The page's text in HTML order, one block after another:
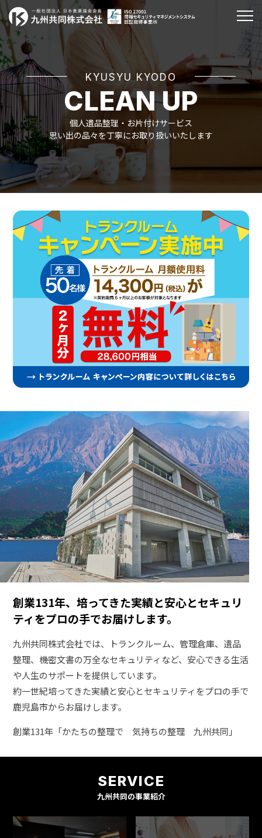
KYUSYU KYODO
CLEAN UP
個人遺品整理・お片付けサービス
思い出の品々を丁寧にお取り扱いいたします
創業131年、培ってきた実績と安心とセキュリ
ティをプロの手でお届けします。
九州共同株式会社では、トランクルーム、管理倉庫、遺品
整理、機密文書の万全なセキュリティなど、安心できる生活
や人生のサポートを提供しています。
約一世紀培ってきた実績と安心とセキュリティをプロの手で
鹿児島市からお届けします。
創業131年「かたちの整理で 気持ちの整理 九州共同」
SERVICE
九州共同の事業紹介